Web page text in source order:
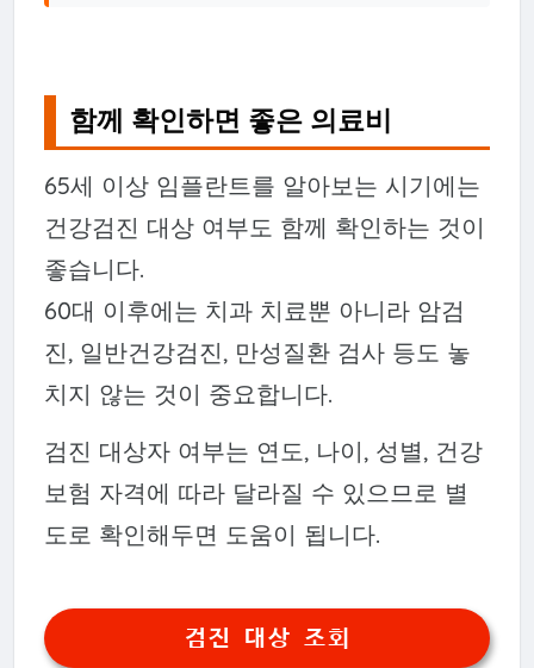
함께 확인하면 좋은 의료비
65세 이상 임플란트를 알아보는 시기에는
건강검진 대상 여부도 함께 확인하는 것이
좋습니다.
60대 이후에는 치과 치료뿐 아니라 암검
진, 일반건강검진, 만성질환 검사 등도 놓
치지 않는 것이 중요합니다.
검진 대상자 여부는 연도, 나이, 성별, 건강
보험 자격에 따라 달라질 수 있으므로 별
도로 확인해두면 도움이 됩니다.
검진 대상 조회